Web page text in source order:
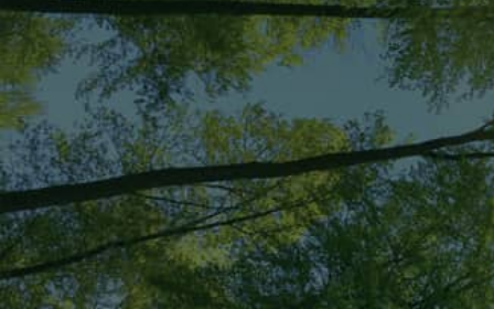
03-3312-6411